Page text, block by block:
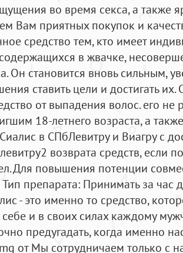
во время секса, а также
Вам приятных покупок и
средство тем, кто имеет
в жвачке,
Он становится вновь сильным,
ставить цели и достигать
от выпадения волос. его
18-летнего возраста, а
в СПбЛевитру и Виагру с
возврата средств, если
Для повышения потенции
препарата: Принимать за час
- это именно то средство,
и в своих силах каждому
предугадать, когда именно
от Мы сотрудничаем только с